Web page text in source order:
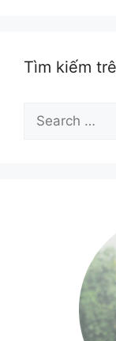
Tìm kiếm
Search
for: